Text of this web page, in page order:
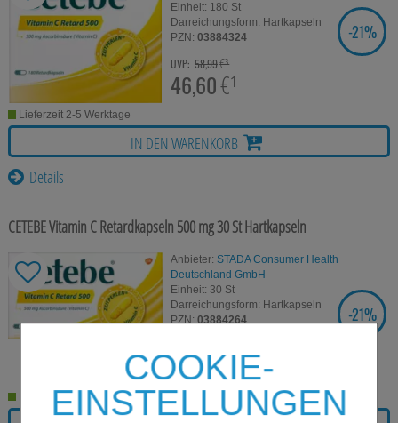
COOKIE-
EINSTELLUNGEN
Gesundheit & Fitness
Kosmetika & Parfümerieartikel
Körperpflege
Tablettenspender & Tablettenteiler
Tierarzneimittel
Tee
Einheit: 180 St
Darreichungsform: Hartkapseln
PZN: 03884324
UVP: 58,99€³
46,60€¹
SIE SPAREN
-21%
Lieferzeit 2-5 Werktage
IN DEN WARENKORB
Details
CETEBE Vitamin C Retardkapseln 500 mg30 StHartkapseln
Anbieter: STADA Consumer Health
Deutschland GmbH
Einheit: 30 St
Darreichungsform: Hartkapseln
PZN: 03884264
11,92€¹
SIE SPAREN
-21%
Lieferzeit 2-5 Werktage